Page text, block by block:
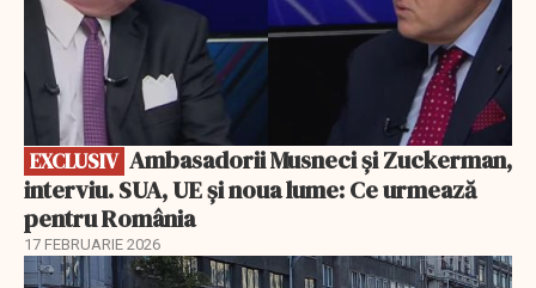
EXCLUSIV
interviu. SUA, UE și noua lume: Ce urmează
pentru România
17 FEBRUARIE 2026